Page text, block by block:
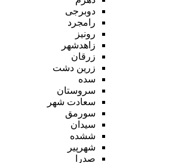
دوبرجی
رامجرد
رونیز
زاهدشهر
زرقان
زرین دشت
سده
سروستان
سعادت شهر
سورمق
سیدان
ششده
شهرپیر
صدرا